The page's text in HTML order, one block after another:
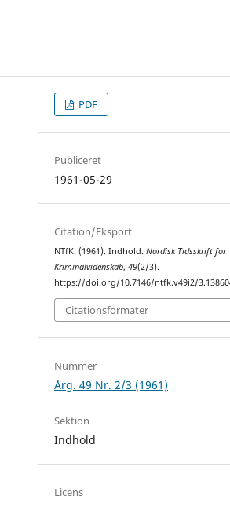
PDF
Publiceret
1961-05-29
Citation/Eksport
NTfK. (1961). Indhold.Nordisk Tidsskrift for
Kriminalvidenskab,49(2/3).
https://doi.org/10.7146/ntfk.v49i2/
Citationsformater
Nummer
Årg. 49 Nr. 2/3 (1961)
Sektion
Indhold
Licens